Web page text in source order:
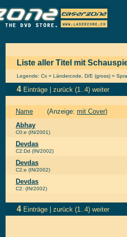
Liste aller Titel mit
Legende: Cx = Ländercode, D/E (gross) =
4 Einträge | zurück (1..4) weiter
Name (Anzeige: mit Cover)
Abhay
C0:e (IN/2001)
Devdas
C2:Dd (IN/2002)
Devdas
C2:e (IN/2002)
Devdas
C2: (IN/2002)
4 Einträge | zurück (1..4) weiter